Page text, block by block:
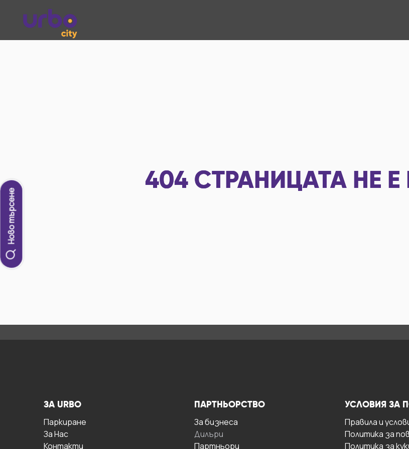
Ново търсене
404 СТРАНИЦАТА НЕ
ЗА URBO
Паркиране
За Hас
Контакти
ПАРТНЬОРСТВО
За бизнесa
Дилъри
Партньори
УСЛОВИЯ ЗА
Правила и
Политика за
Политика за